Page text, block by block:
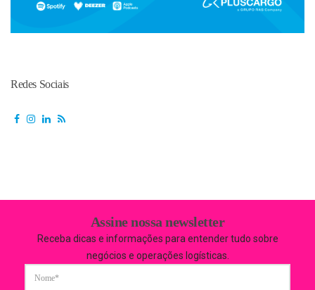
Redes Sociais
Assine nossa newsletter
Receba dicas e informações para entender tudo sobre
negócios e operações logísticas.